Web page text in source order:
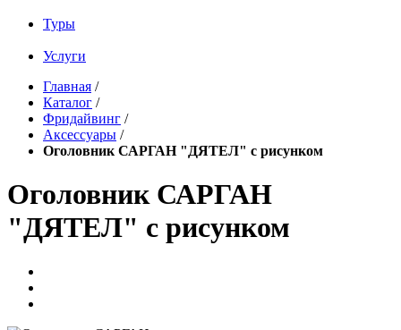
Туры
Услуги
Главная /
Каталог /
Фридайвинг /
Аксессуары /
Оголовник САРГАН "ДЯТЕЛ" с рисунком
Оголовник САРГАН
"ДЯТЕЛ" с рисунком